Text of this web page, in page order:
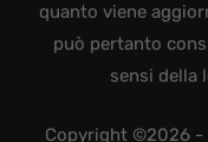
quanto viene
può pertanto
sensi della
Copyright ©2026